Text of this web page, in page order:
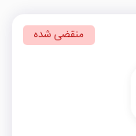
منقضی شده